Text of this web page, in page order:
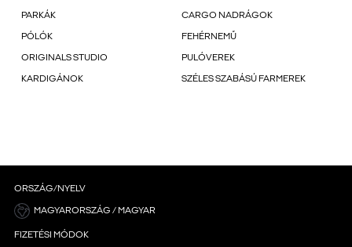
PARKÁK CARGO NADRÁGOK
PÓLÓK FEHÉRNEMŰ
ORIGINALS STUDIO PULÓVEREK
KARDIGÁNOK SZÉLES SZABÁSÚ FARMEREK
ORSZÁG/NYELV
MAGYARORSZÁG / MAGYAR
FIZETÉSI MÓDOK